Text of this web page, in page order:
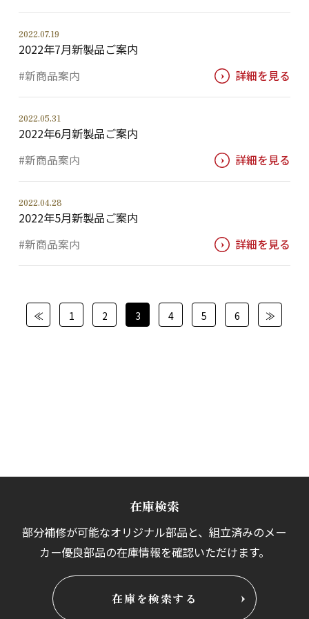
2022.07.19
2022年7月新製品ご案内
#新商品案内 詳細を見る
2022.05.31
2022年6月新製品ご案内
#新商品案内 詳細を見る
2022.04.28
2022年5月新製品ご案内
#新商品案内 詳細を見る
≪ 1 2 3 4 5 6 ≫
在庫検索
部分補修が可能なオリジナル部品と、組立済みのメー
カー優良部品の在庫情報を確認いただけます。
在庫を検索する